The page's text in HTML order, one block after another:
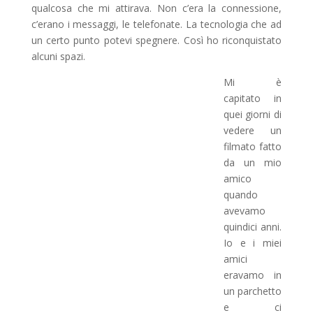
qualcosa che mi attirava. Non c’era la connessione,
c’erano i messaggi, le telefonate. La tecnologia che ad
un certo punto potevi spegnere. Così ho riconquistato
alcuni spazi.
Mi è
capitato in
quei giorni di
vedere un
filmato fatto
da un mio
amico
quando
avevamo
quindici anni.
Io e i miei
amici
eravamo in
un parchetto
e ci